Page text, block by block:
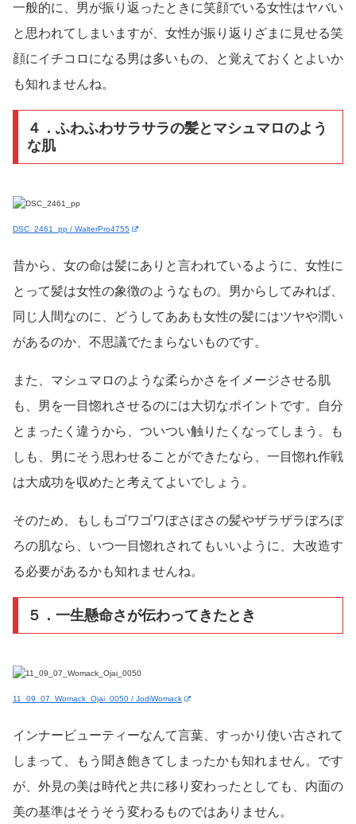
一般的に、男が振り返ったときに笑顔でいる女性はヤバい
と思われてしまいますが、女性が振り返りざまに見せる笑
顔にイチコロになる男は多いもの、と覚えておくとよいか
も知れませんね。
４．ふわふわサラサラの髪とマシュマロのよう
な肌
DSC_2461_pp / WalterPro4755
昔から、女の命は髪にありと言われているように、女性に
とって髪は女性の象徴のようなもの。男からしてみれば、
同じ人間なのに、どうしてああも女性の髪にはツヤや潤い
があるのか、不思議でたまらないものです。
また、マシュマロのような柔らかさをイメージさせる肌
も、男を一目惚れさせるのには大切なポイントです。自分
とまったく違うから、ついつい触りたくなってしまう。も
しも、男にそう思わせることができたなら、一目惚れ作戦
は大成功を収めたと考えてよいでしょう。
そのため、もしもゴワゴワぼさぼさの髪やザラザラぼろぼ
ろの肌なら、いつ一目惚れされてもいいように、大改造す
る必要があるかも知れませんね。
５．一生懸命さが伝わってきたとき
11_09_07_Womack_Ojai_0050 / JodiWomack
インナービューティーなんて言葉、すっかり使い古されて
しまって、もう聞き飽きてしまったかも知れません。です
が、外見の美は時代と共に移り変わったとしても、内面の
美の基準はそうそう変わるものではありません。